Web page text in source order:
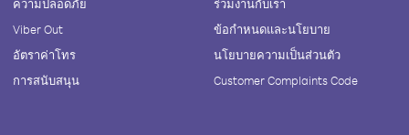
ความปลอดภัย
Viber Out
อัตราค่าโทร
การสนับสนุน
ร่วมงานกับเรา
ข้อกำหนดและนโยบาย
นโยบายความเป็นส่วนตัว
Customer Complaints Code